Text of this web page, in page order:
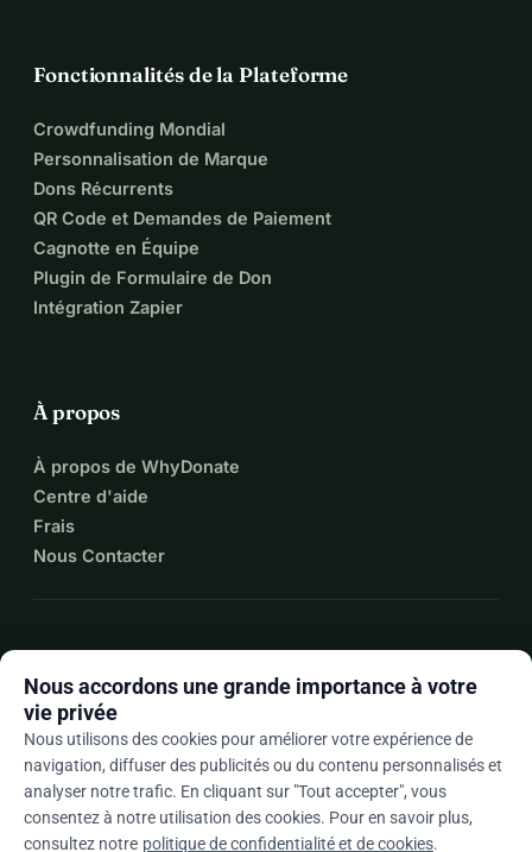
Fonctionnalités de la Plateforme
Crowdfunding Mondial
Personnalisation de Marque
Dons Récurrents
QR Code et Demandes de Paiement
Cagnotte en Équipe
Plugin de Formulaire de Don
Intégration Zapier
À propos
À propos de WhyDonate
Centre d'aide
Frais
Nous Contacter
Fr arrow_drop_down
★★★★★4,9 / 5 sur la base de 500+ avis
Nous accordons une grande importance à votre
vie privée
Nous utilisons des cookies pour améliorer votre expérience de
navigation, diffuser des publicités ou du contenu personnalisés et
analyser notre trafic. En cliquant sur "Tout accepter", vous
consentez à notre utilisation des cookies. Pour en savoir plus,
consultez notre politique de confidentialité et de cookies.